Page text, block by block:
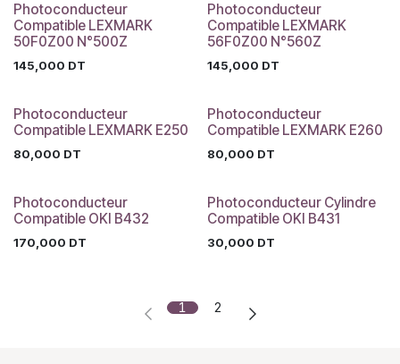
Photoconducteur
Compatible LEXMARK
50F0Z00 N°500Z
145,000 DT
Photoconducteur
Compatible LEXMARK
56F0Z00 N°560Z
145,000 DT
Photoconducteur
Compatible LEXMARK E250
80,000 DT
Photoconducteur
Compatible LEXMARK E260
80,000 DT
Photoconducteur
Compatible OKI B432
170,000 DT
Photoconducteur Cylindre
Compatible OKI B431
30,000 DT
1 2